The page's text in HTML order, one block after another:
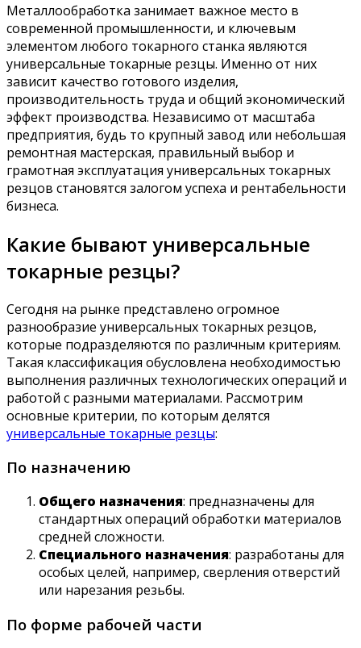
Металлообработка занимает важное место в
современной промышленности, и ключевым
элементом любого токарного станка являются
универсальные токарные резцы. Именно от них
зависит качество готового изделия,
производительность труда и общий экономический
эффект производства. Независимо от масштаба
предприятия, будь то крупный завод или небольшая
ремонтная мастерская, правильный выбор и
грамотная эксплуатация универсальных токарных
резцов становятся залогом успеха и рентабельности
бизнеса.
Какие бывают универсальные
токарные резцы?
Сегодня на рынке представлено огромное
разнообразие универсальных токарных резцов,
которые подразделяются по различным критериям.
Такая классификация обусловлена необходимостью
выполнения различных технологических операций и
работой с разными материалами. Рассмотрим
основные критерии, по которым делятся
универсальные токарные резцы:
По назначению
Общего назначения: предназначены для
стандартных операций обработки материалов
средней сложности.
Специального назначения: разработаны для
особых целей, например, сверления отверстий
или нарезания резьбы.
По форме рабочей части